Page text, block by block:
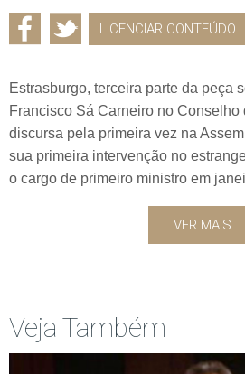
LICENCIAR CONTEÚDO
Estrasburgo, terceira parte da peça
Francisco Sá Carneiro no Conselho
discursa pela primeira vez na
sua primeira intervenção no
o cargo de primeiro ministro em
VER MAIS
Veja Também